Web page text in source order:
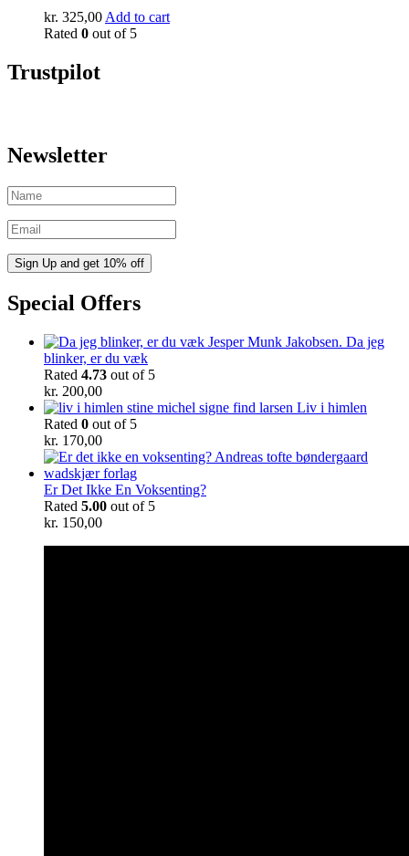
kr. 325,00 Add to cart
Rated 0 out of 5
Trustpilot
Newsletter
Special Offers
Da jeg
blinker, er du væk
Rated 4.73 out of 5
kr. 200,00
Liv i himlen
Rated 0 out of 5
kr. 170,00
Er Det Ikke En Voksenting?
Rated 5.00 out of 5
kr. 150,00